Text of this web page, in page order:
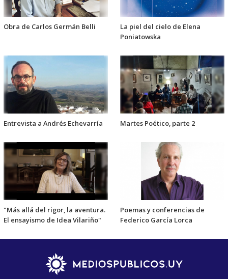
Obra de Carlos Germán Belli
La piel del cielo de Elena
Poniatowska
Entrevista a Andrés Echevarría Martes Poético, parte 2
"Más allá del rigor, la aventura.
El ensayismo de Idea Vilariño"
Poemas y conferencias de
Federico García Lorca